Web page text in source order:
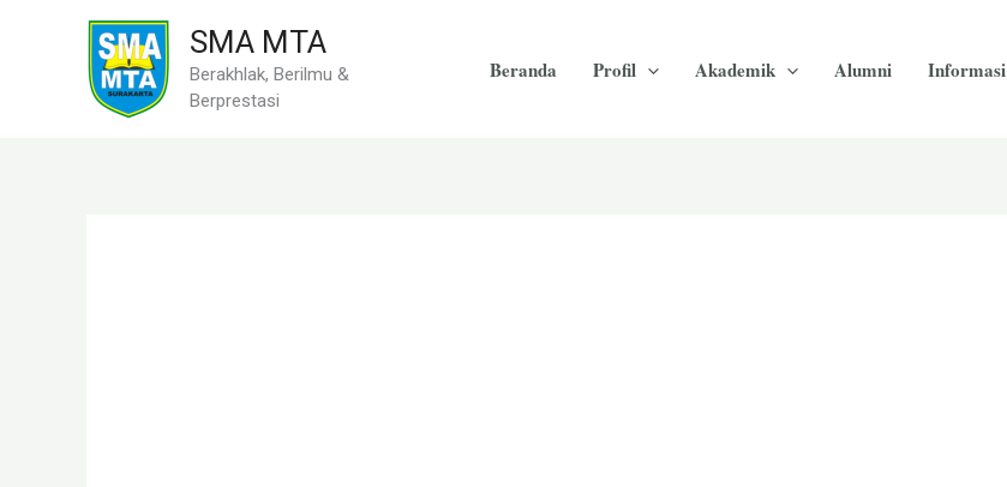
SMA MTA
Berakhlak, Berilmu &
Berprestasi
Beranda Profil Akademik Alumni Informasi